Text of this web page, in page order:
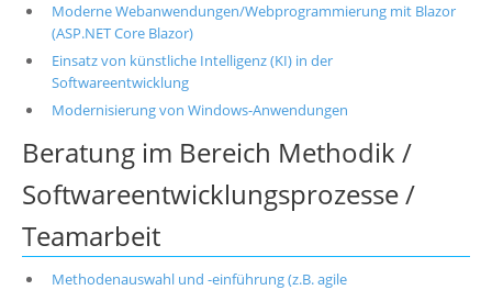
Moderne Webanwendungen/Webprogrammierung mit Blazor
(ASP.NET Core Blazor)
Einsatz von künstliche Intelligenz (KI) in der
Softwareentwicklung
Modernisierung von Windows-Anwendungen
Beratung im Bereich Methodik /
Softwareentwicklungsprozesse /
Teamarbeit
Methodenauswahl und -einführung (z.B. agile